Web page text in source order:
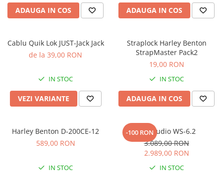
Microfoane de studio
Microfoane de Suprafata
Microfoane lavaliera si headset
Microfoane podcast, USB, iOS /
Microfoane pt Camere Video
Microfoane pt instalatii si
conferinta
Microfoane stereo
Microfoane Suspendabile
Stative de microfon
ADAUGA IN COS ADAUGA IN COS
Cablu Quik Lok JUST-Jack Jack
de la 39,00 RON
IN STOC
VEZI VARIANTE
Straplock Harley Benton
StrapMaster Pack2
19,00 RON
IN STOC
ADAUGA IN COS
Harley Benton D-200CE-12
589,00 RON
IN STOC
-100 RON
Kali Audio WS-6.2
3.089,00 RON
2.989,00 RON
IN STOC